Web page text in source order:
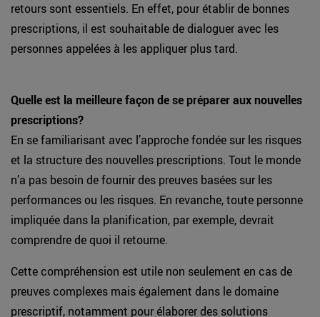
retours sont essentiels. En effet, pour établir de bonnes
prescriptions, il est souhaitable de dialoguer avec les
personnes appelées à les appliquer plus tard.
Quelle est la meilleure façon de se préparer aux nouvelles
prescriptions?
En se familiarisant avec l’approche fondée sur les risques
et la structure des nouvelles prescriptions. Tout le monde
n’a pas besoin de fournir des preuves basées sur les
performances ou les risques. En revanche, toute personne
impliquée dans la planification, par exemple, devrait
comprendre de quoi il retourne.
Cette compréhension est utile non seulement en cas de
preuves complexes mais également dans le domaine
prescriptif, notamment pour élaborer des solutions